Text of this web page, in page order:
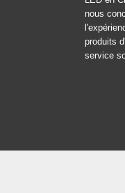
nous
produits
service